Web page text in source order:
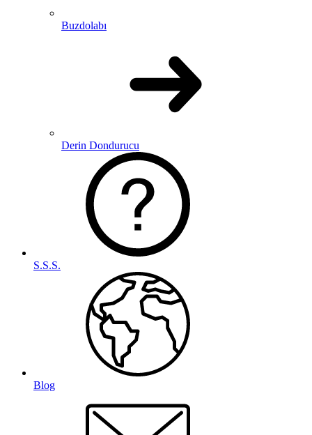
Buzdolabı
Derin Dondurucu
S.S.S.
Blog